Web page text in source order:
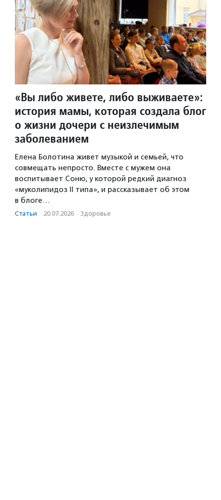
«Вы либо живете, либо выживаете»:
история мамы, которая создала блог
о жизни дочери с неизлечимым
заболеванием
Елена Болотина живет музыкой и семьей, что
совмещать непросто. Вместе с мужем она
воспитывает Соню, у которой редкий диагноз
«муколипидоз II типа», и рассказывает об этом
в блоге…
Статьи · 20.07.2026 · Здоровье